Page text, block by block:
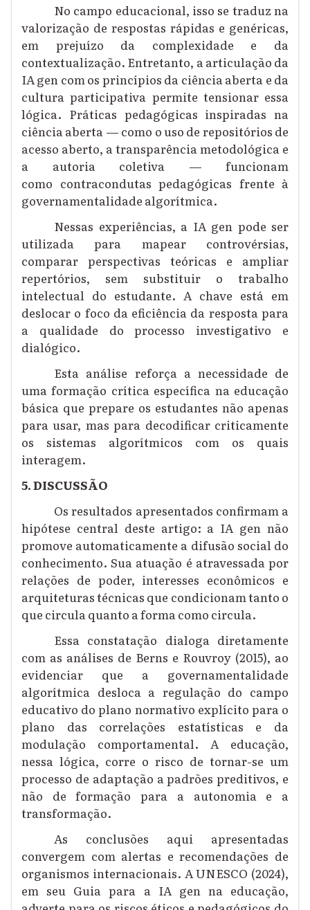
No campo educacional, isso se traduz na
valorização de respostas rápidas e genéricas,
em prejuízo da complexidade e da
contextualização. Entretanto, a articulação da
IA gen com os princípios da ciência aberta e da
cultura participativa permite tensionar essa
lógica. Práticas pedagógicas inspiradas na
ciência aberta — como o uso de repositórios de
acesso aberto, a transparência metodológica e
a autoria coletiva — funcionam
como contracondutas pedagógicas frente à
governamentalidade algorítmica.
Nessas experiências, a IA gen pode ser
utilizada para mapear controvérsias,
comparar perspectivas teóricas e ampliar
repertórios, sem substituir o trabalho
intelectual do estudante. A chave está em
deslocar o foco da eficiência da resposta para
a qualidade do processo investigativo e
dialógico.
Esta análise reforça a necessidade de
uma formação crítica específica na educação
básica que prepare os estudantes não apenas
para usar, mas para decodificar criticamente
os sistemas algorítmicos com os quais
interagem.
5. DISCUSSÃO
Os resultados apresentados confirmam a
hipótese central deste artigo: a IA gen não
promove automaticamente a difusão social do
conhecimento. Sua atuação é atravessada por
relações de poder, interesses econômicos e
arquiteturas técnicas que condicionam tanto o
que circula quanto a forma como circula.
Essa constatação dialoga diretamente
com as análises de Berns e Rouvroy (2015), ao
evidenciar que a governamentalidade
algorítmica desloca a regulação do campo
educativo do plano normativo explícito para o
plano das correlações estatísticas e da
modulação comportamental. A educação,
nessa lógica, corre o risco de tornar-se um
processo de adaptação a padrões preditivos, e
não de formação para a autonomia e a
transformação.
As conclusões aqui apresentadas
convergem com alertas e recomendações de
organismos internacionais. A UNESCO (2024),
em seu Guia para a IA gen na educação,